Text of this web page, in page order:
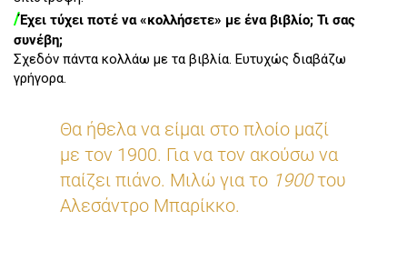
/Έχει τύχει ποτέ να «κολλήσετε» με ένα βιβλίο; Τι σας
συνέβη;
Σχεδόν πάντα κολλάω με τα βιβλία. Ευτυχώς διαβάζω
γρήγορα.
Θα ήθελα να είμαι στο πλοίο μαζί
με τον 1900. Για να τον ακούσω να
παίζει πιάνο. Μιλώ για το 1900του
Αλεσάντρο Μπαρίκκο.